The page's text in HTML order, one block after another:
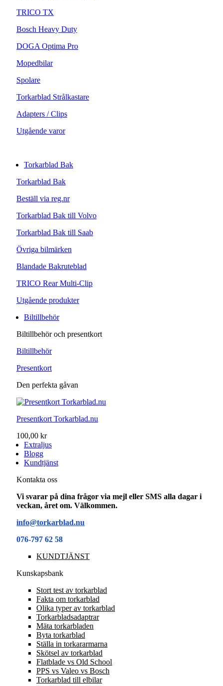
TRICO TX
Bosch Heavy Duty
DOGA Optima Pro
Mopedbilar
Spolare
Torkarblad Strålkastare
Adapters / Clips
Utgående varor
Torkarblad Bak
Torkarblad Bak
Beställ via reg.nr
Torkarblad Bak till Volvo
Torkarblad Bak till Saab
Övriga bilmärken
Blandade Bakruteblad
TRICO Rear Multi-Clip
Utgående produkter
Biltillbehör
Biltillbehör och presentkort
Biltillbehör
Presentkort
Den perfekta gåvan
Presentkort Torkarblad.nu
100,00 kr
Extraljus
Blogg
Kundtjänst
Kontakta oss
Vi svarar på dina frågor via mejl eller SMS alla dagar i
veckan, året om. Välkommen.
info@torkarblad.nu
076-797 62 58
KUNDTJÄNST
Kunskapsbank
Stort test av torkarblad
Fakta om torkarblad
Olika typer av torkarblad
Torkarbladsadaptrar
Mäta torkarbladen
Byta torkarblad
Ställa in torkararmarna
Skötsel av torkarblad
Flatblade vs Old School
PPS vs Valeo vs Bosch
Torkarblad till elbilar